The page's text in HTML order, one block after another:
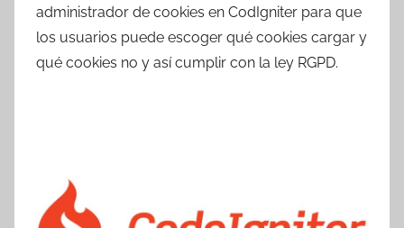
s
c
o
administrador de cookies en CodIgniter para que
los usuarios puede escoger qué cookies cargar y
qué cookies no y así cumplir con la ley RGPD.